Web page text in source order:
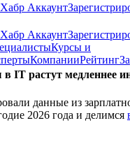
Аккаунт
Аккаунт
Курсы и
КомпанииРейтинг
в IT растут медленнее
данные из
2026 года и делимся